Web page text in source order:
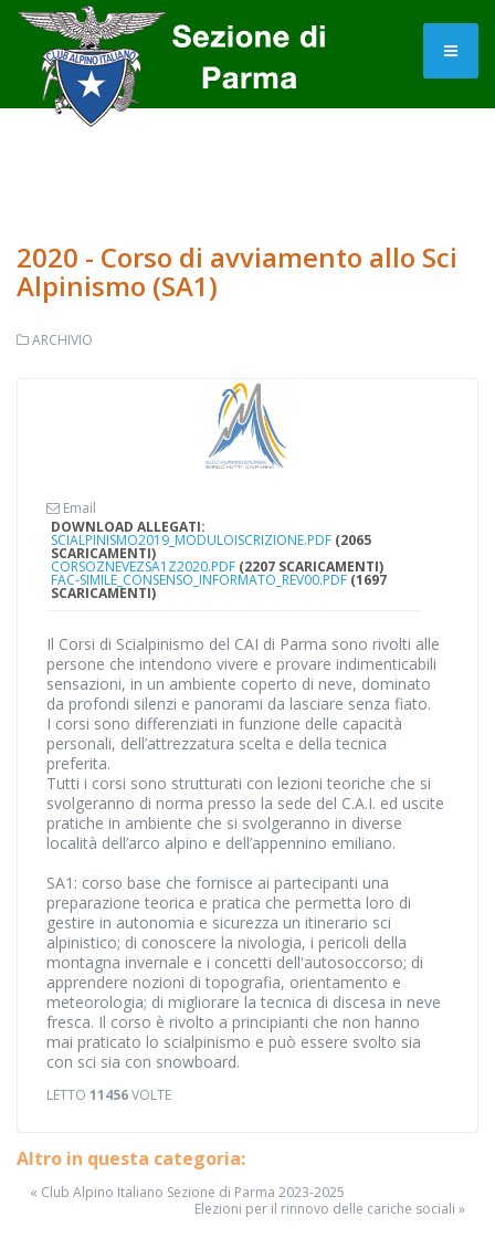
2020 - Corso di avviamento allo Sci
Alpinismo (SA1)
ARCHIVIO
Email
DOWNLOAD ALLEGATI:
SCIALPINISMO2019_MODULOISCRIZIONE.PDF (2065
SCARICAMENTI)
CORSOZNEVEZSA1Z2020.PDF (2207 SCARICAMENTI)
FAC-SIMILE_CONSENSO_INFORMATO_REV00.PDF (1697
SCARICAMENTI)
Il Corsi di Scialpinismo del CAI di Parma sono rivolti alle
persone che intendono vivere e provare indimenticabili
sensazioni, in un ambiente coperto di neve, dominato
da profondi silenzi e panorami da lasciare senza fiato.
I corsi sono differenziati in funzione delle capacità
personali, dell’attrezzatura scelta e della tecnica
preferita.
Tutti i corsi sono strutturati con lezioni teoriche che si
svolgeranno di norma presso la sede del C.A.I. ed uscite
pratiche in ambiente che si svolgeranno in diverse
località dell’arco alpino e dell’appennino emiliano.
SA1: corso base che fornisce ai partecipanti una
preparazione teorica e pratica che permetta loro di
gestire in autonomia e sicurezza un itinerario sci
alpinistico; di conoscere la nivologia, i pericoli della
montagna invernale e i concetti dell'autosoccorso; di
apprendere nozioni di topografia, orientamento e
meteorologia; di migliorare la tecnica di discesa in neve
fresca. Il corso è rivolto a principianti che non hanno
mai praticato lo scialpinismo e può essere svolto sia
con sci sia con snowboard.
LETTO 11456VOLTE
Altro in questa categoria:
« Club Alpino Italiano Sezione di Parma 2023-2025
Elezioni per il rinnovo delle cariche sociali »